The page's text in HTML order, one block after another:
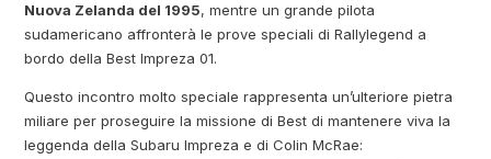
Nuova Zelanda del 1995, mentre un grande pilota
sudamericano affronterà le prove speciali di Rallylegend a
bordo della Best Impreza 01.
Questo incontro molto speciale rappresenta un’ulteriore pietra
miliare per proseguire la missione di Best di mantenere viva la
leggenda della Subaru Impreza e di Colin McRae: